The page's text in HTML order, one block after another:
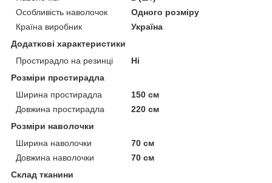
Особливість наволочок
Одного розміру
Країна виробник
Україна
Додаткові характеристики
Простирадло на резинці
Ні
Розміри простирадла
Ширина простирадла
150 см
Довжина простирадла
220 см
Розміри наволочки
Ширина наволочки
70 см
Довжина наволочки
70 см
Склад тканини